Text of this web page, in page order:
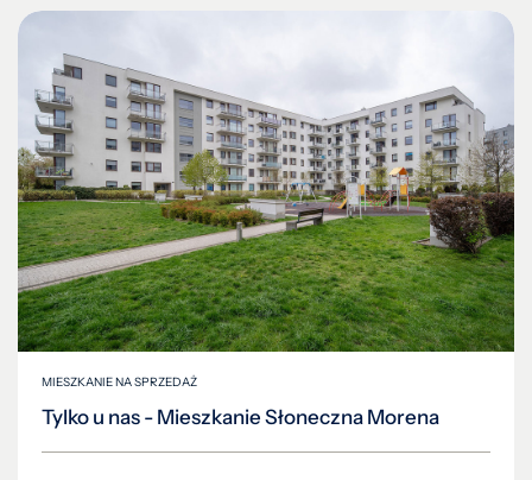
MIESZKANIE NA SPRZEDAŻ
Tylko u nas - Mieszkanie Słoneczna Morena